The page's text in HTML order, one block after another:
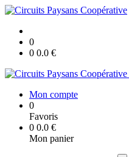
0
0 0.0 €
Mon compte
0
Favoris
0 0.0 €
Mon panier